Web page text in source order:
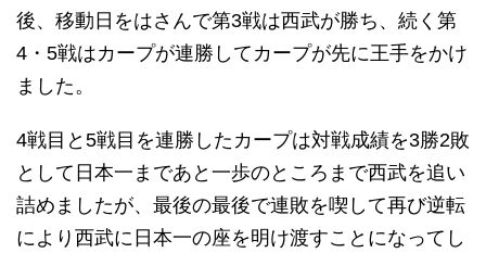
後、移動日をはさんで第3戦は西武が勝ち、続く第
4・5戦はカープが連勝してカープが先に王手をかけ
ました。
4戦目と5戦目を連勝したカープは対戦成績を3勝2敗
として日本一まであと一歩のところまで西武を追い
詰めましたが、最後の最後で連敗を喫して再び逆転
により西武に日本一の座を明け渡すことになってし